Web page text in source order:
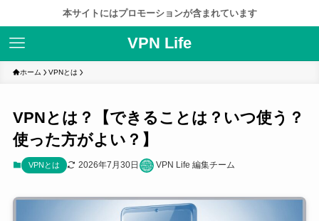
本サイトにはプロモーションが含まれています
VPN Life
ホーム VPNとは
VPNとは？【できることは？いつ使う？
使った方がよい？】
VPNとは 2026年7月30日 VPN Life 編集チーム